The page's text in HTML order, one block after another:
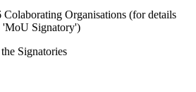
Colaborating Organisations (for details
'MoU Signatory')
Signatories